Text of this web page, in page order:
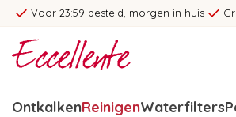
Voor 23:59 besteld, morgen in huis
OntkalkenReinigenWaterfilters